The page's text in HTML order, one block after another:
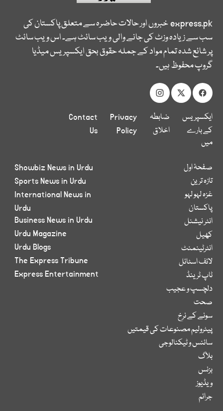
express.pkخبروں اور حالات حاضرہ سے متعلق پاکستان کی
سب سے زیادہ وزٹ کی جانے والی ویب سائٹ ہے۔ اس ویب سائٹ
پر شائع شدہ تمام مواد کے جملہ حقوق بحق ایکسپریس میڈیا
گروپ محفوظ ہیں۔
ایکسپریس
کے بارے
میں
ضابطہ
اخلاق
Privacy
Policy
Contact
Us
صفحۂ اول
تازہ ترین
غزہ لہو لہو
پاکستان
انٹر نیشنل
کھیل
انٹرٹینمنٹ
لائف اسٹائل
ٹاپ ٹرینڈ
دلچسپ و عجیب
صحت
سونے کے نرخ
پیٹرولیم مصنوعات کی قیمتیں
سائنس و ٹیکنالوجی
بلاگ
بزنس
ویڈیوز
جرائم
Showbiz News in Urdu
Sports News in Urdu
International News in
Urdu
Business News in Urdu
Urdu Magazine
Urdu Blogs
The Express Tribune
Express Entertainment